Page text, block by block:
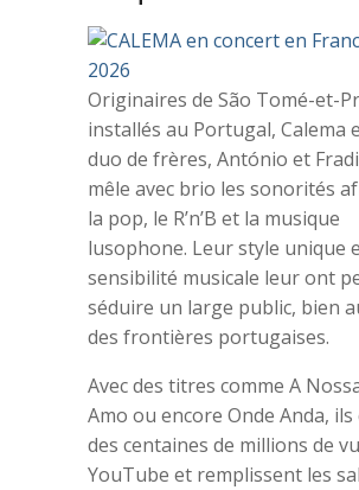
Originaires de São Tomé-et-
installés au Portugal, Calema
duo de frères, António et
mêle avec brio les sonorités
la pop, le R’n’B et la musique
lusophone. Leur style unique
sensibilité musicale leur ont
séduire un large public, bien
des frontières portugaises.
Avec des titres comme A
Amo ou encore Onde Anda,
des centaines de millions de
YouTube et remplissent les